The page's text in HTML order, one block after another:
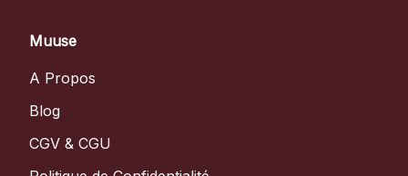
Muuse
A Propos
Blog
CGV & CGU